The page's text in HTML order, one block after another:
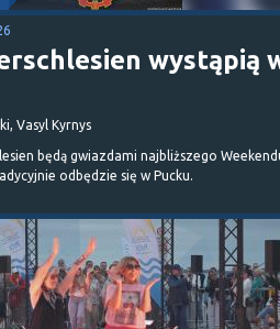
wystąpią
Vasyl Kyrnys
będą gwiazdami najbliższego
odbędzie się w Pucku.